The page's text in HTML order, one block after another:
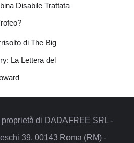
Disabile Trattata
di The Big
La Lettera del
di DADAFREE SRL -
39, 00143 Roma (RM) -